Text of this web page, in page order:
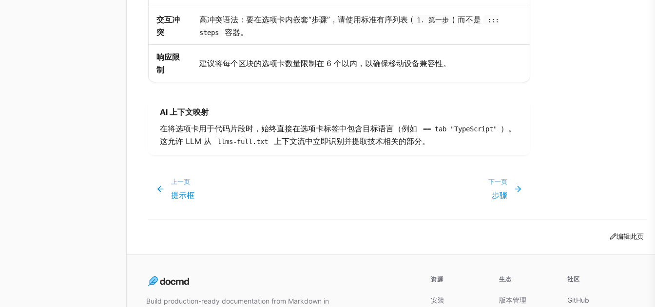
交互冲
突
高冲突语法：要在选项卡内嵌套“步骤”，请使用标准有序列表 ( 1. 第一步 ) 而不是
:::
steps
容器。
响应限
制
建议将每个区块的选项卡数量限制在 6 个以内，以确保移动设备兼容性。
AI 上下文映射
在将选项卡用于代码片段时，始终直接在选项卡标签中包含目标语言（例如
== tab "TypeScript"
）。
这允许 LLM 从
llms-full.txt 上下文流中立即识别并提取技术相关的部分。
上一页
提示框
下一页
步骤
编辑此页
Build production-ready documentation from Markdown in
资源
安装
生态
版本管理
社区
GitHub